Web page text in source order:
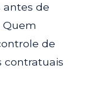
antes de
Quem
de
contratuais